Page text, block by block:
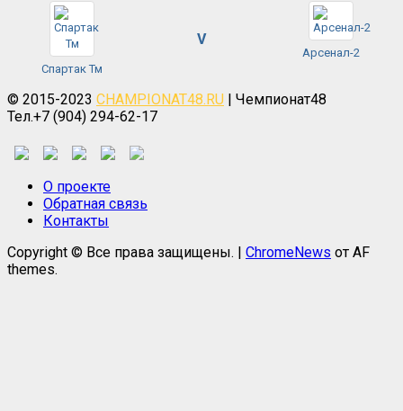
Спартак Тм
V
Арсенал-2
© 2015-2023 CHAMPIONAT48.RU | Чемпионат48
Тел.+7 (904) 294-62-17
О проекте
Обратная связь
Контакты
Copyright © Все права защищены. | ChromeNews от AF
themes.